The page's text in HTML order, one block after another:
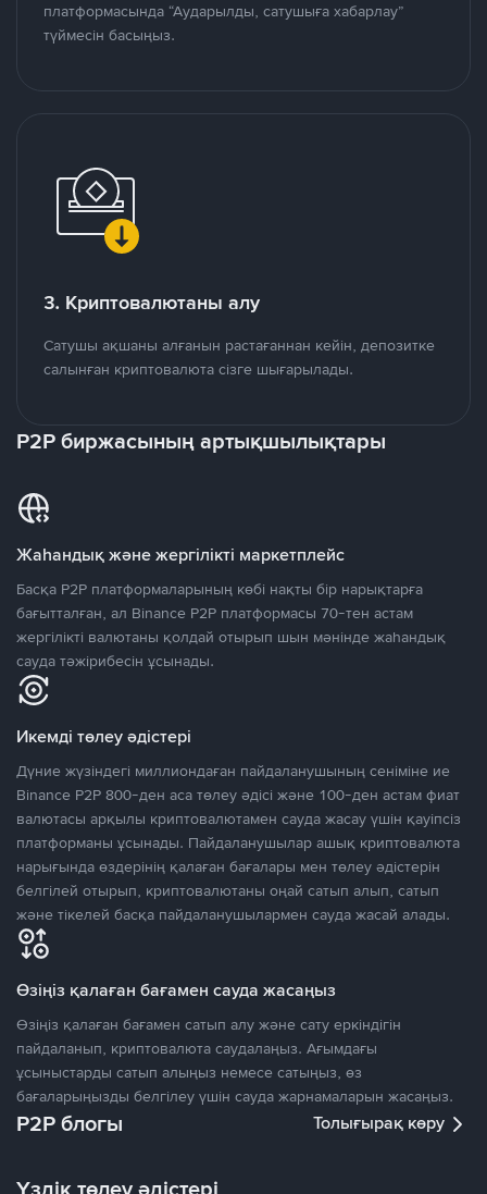
платформасында “Аударылды, сатушыға хабарлау”
түймесін басыңыз.
3. Криптовалютаны алу
Сатушы ақшаны алғанын растағаннан кейін, депозитке
салынған криптовалюта сізге шығарылады.
P2P биржасының артықшылықтары
Жаһандық және жергілікті маркетплейс
Басқа P2P платформаларының көбі нақты бір нарықтарға
бағытталған, ал Binance P2P платформасы 70-тен астам
жергілікті валютаны қолдай отырып шын мәнінде жаһандық
сауда тәжірибесін ұсынады.
Икемді төлеу әдістері
Дүние жүзіндегі миллиондаған пайдаланушының сеніміне ие
Binance P2P 800-ден аса төлеу әдісі және 100-ден астам фиат
валютасы арқылы криптовалютамен сауда жасау үшін қауіпсіз
платформаны ұсынады. Пайдаланушылар ашық криптовалюта
нарығында өздерінің қалаған бағалары мен төлеу әдістерін
белгілей отырып, криптовалютаны оңай сатып алып, сатып
және тікелей басқа пайдаланушылармен сауда жасай алады.
Өзіңіз қалаған бағамен сауда жасаңыз
Өзіңіз қалаған бағамен сатып алу және сату еркіндігін
пайдаланып, криптовалюта саудалаңыз. Ағымдағы
ұсыныстарды сатып алыңыз немесе сатыңыз, өз
бағаларыңызды белгілеу үшін сауда жарнамаларын жасаңыз.
P2P блогы Толығырақ көру